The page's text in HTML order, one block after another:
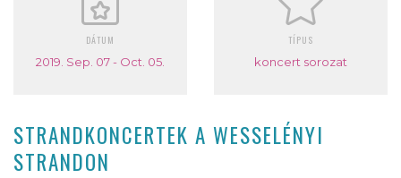
DÁTUM
2019. Sep. 07 - Oct. 05.
TÍPUS
koncert sorozat
STRANDKONCERTEK A WESSELÉNYI
STRANDON